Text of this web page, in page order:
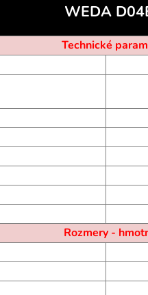
WEDA
Technické
Rozmery -